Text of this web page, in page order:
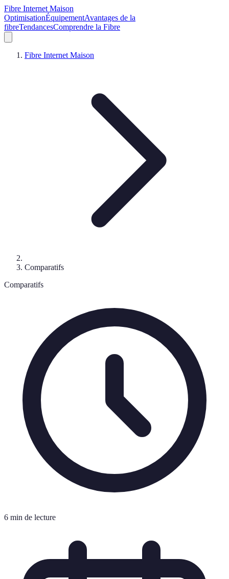
Fibre Internet Maison
OptimisationÉquipementAvantages de la
fibreTendancesComprendre la Fibre
Fibre Internet Maison
Comparatifs
Comparatifs
6 min de lecture